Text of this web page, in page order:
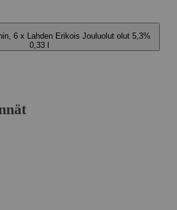
6 x Lahden Erikois Jouluolut olut 5,3%
0,33 l